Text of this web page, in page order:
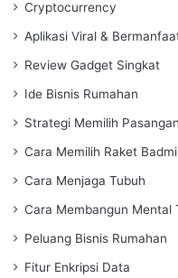
Cryptocurrency
Aplikasi Viral &
Review Gadget Singkat
Ide Bisnis Rumahan
Strategi Memilih
Cara Memilih Raket
Cara Menjaga Tubuh
Cara Membangun Mental
Peluang Bisnis Rumahan
Fitur Enkripsi Data